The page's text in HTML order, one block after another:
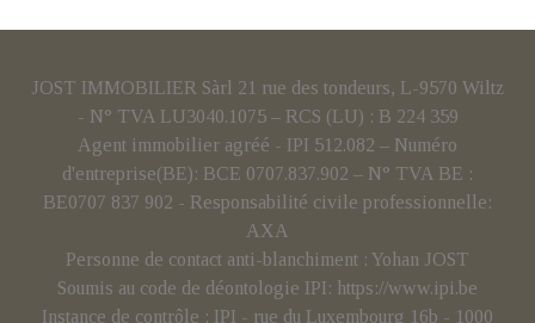
JOST IMMOBILIER Sàrl 21 rue des tondeurs, L-9570 Wiltz
- N° TVA LU3040.1075 – RCS (LU) : B 224 359
Agent immobilier agréé - IPI 512.082 – Numéro
d'entreprise(BE): BCE 0707.837.902 – N° TVA BE :
BE0707 837 902 - Responsabilité civile professionnelle:
AXA
Personne de contact anti-blanchiment : Yohan JOST
Soumis au code de déontologie IPI: https://www.ipi.be
Instance de contrôle : IPI - rue du Luxembourg 16b - 1000